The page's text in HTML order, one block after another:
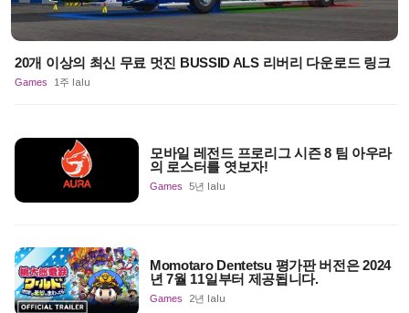
20개 이상의 최신 무료 멋진 BUSSID ALS 리버리 다운로드 링크
Games 1주 lalu
모바일 레전드 프로리그 시즌 8 팀 아우라
의 로스터를 엿보자!
Games 5년 lalu
Momotaro Dentetsu 평가판 버전은 2024
년 7월 11일부터 제공됩니다.
Games 2년 lalu